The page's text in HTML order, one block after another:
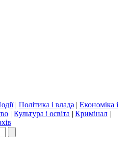
| Політика і влада | Економіка і
| Культура і освіта | Кримінал |